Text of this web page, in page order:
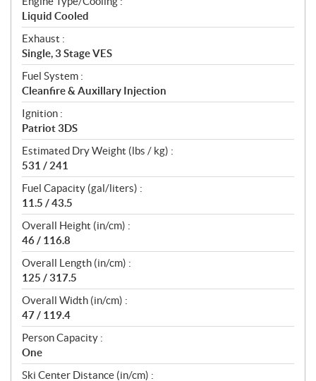
Liquid Cooled
Exhaust :
Single, 3 Stage VES
Fuel System :
Cleanfire & Auxillary Injection
Ignition :
Patriot 3DS
Estimated Dry Weight (lbs / kg) :
531 / 241
Fuel Capacity (gal/liters) :
11.5 / 43.5
Overall Height (in/cm) :
46 / 116.8
Overall Length (in/cm) :
125 / 317.5
Overall Width (in/cm) :
47 / 119.4
Person Capacity :
One
Ski Center Distance (in/cm) :